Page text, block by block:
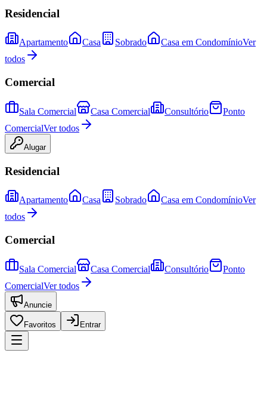
Residencial
Apartamento Casa Sobrado Casa em CondomínioVer
todos
Comercial
Sala Comercial Casa Comercial Consultório
Ponto
ComercialVer todos
Alugar
Residencial
Apartamento Casa Sobrado Casa em CondomínioVer
todos
Comercial
Sala Comercial Casa Comercial Consultório
Ponto
ComercialVer todos
Anuncie
Favoritos Entrar